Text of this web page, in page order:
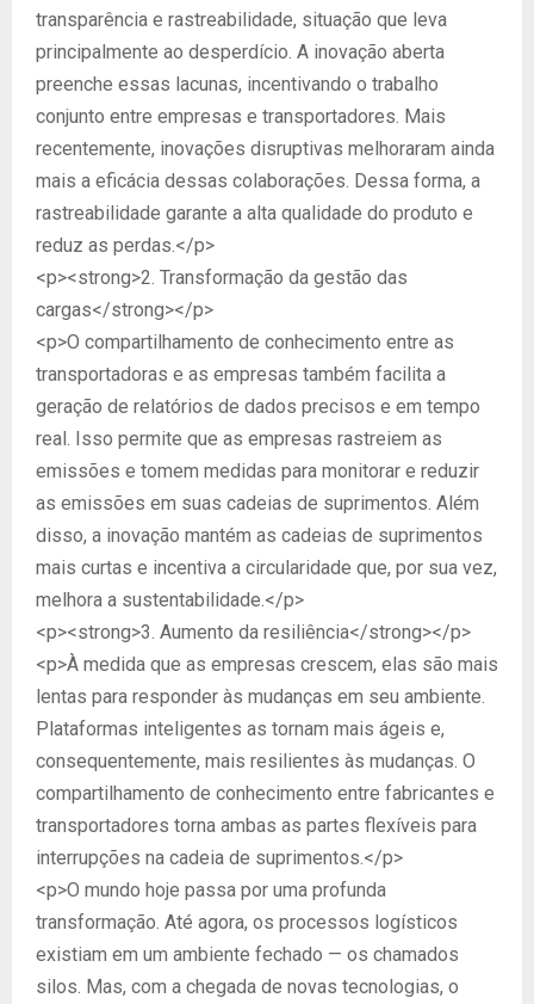
transparência e rastreabilidade, situação que leva
principalmente ao desperdício. A inovação aberta
preenche essas lacunas, incentivando o trabalho
conjunto entre empresas e transportadores. Mais
recentemente, inovações disruptivas melhoraram ainda
mais a eficácia dessas colaborações. Dessa forma, a
rastreabilidade garante a alta qualidade do produto e
reduz as perdas.</p>
<p><strong>2. Transformação da gestão das
cargas</strong></p>
<p>O compartilhamento de conhecimento entre as
transportadoras e as empresas também facilita a
geração de relatórios de dados precisos e em tempo
real. Isso permite que as empresas rastreiem as
emissões e tomem medidas para monitorar e reduzir
as emissões em suas cadeias de suprimentos. Além
disso, a inovação mantém as cadeias de suprimentos
mais curtas e incentiva a circularidade que, por sua vez,
melhora a sustentabilidade.</p>
<p><strong>3. Aumento da resiliência</strong></p>
<p>À medida que as empresas crescem, elas são mais
lentas para responder às mudanças em seu ambiente.
Plataformas inteligentes as tornam mais ágeis e,
consequentemente, mais resilientes às mudanças. O
compartilhamento de conhecimento entre fabricantes e
transportadores torna ambas as partes flexíveis para
interrupções na cadeia de suprimentos.</p>
<p>O mundo hoje passa por uma profunda
transformação. Até agora, os processos logísticos
existiam em um ambiente fechado — os chamados
silos. Mas, com a chegada de novas tecnologias, o